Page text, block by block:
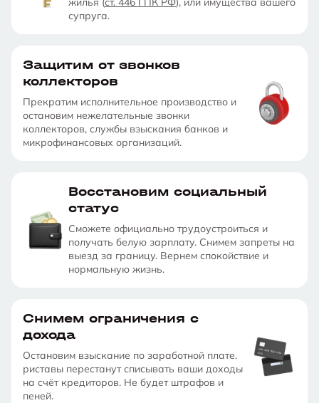
супруга.
Защитим от звонков
коллекторов
Прекратим исполнительное производство и
остановим нежелательные звонки
коллекторов, службы взыскания банков и
микрофинансовых организаций.
Восстановим социальный
статус
Сможете официально трудоустроиться и
получать белую зарплату. Снимем запреты на
выезд за границу. Вернем спокойствие и
нормальную жизнь.
Снимем ограничения с
дохода
Остановим взыскание по заработной плате.
риставы перестанут списывать ваши доходы
на счёт кредиторов. Не будет штрафов и
пеней.